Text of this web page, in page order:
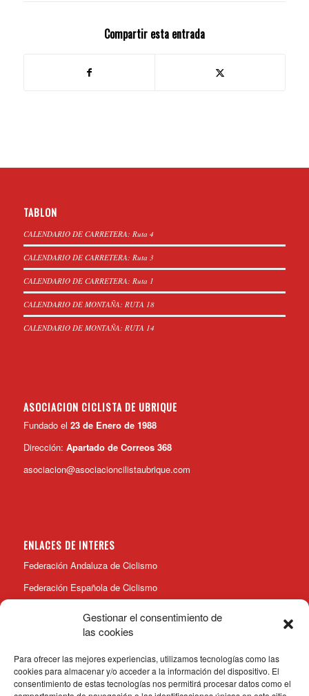
Gestionar el consentimiento de
las cookies
Para ofrecer las mejores experiencias, utilizamos tecnologías como las
cookies para almacenar y/o acceder a la información del dispositivo. El
consentimiento de estas tecnologías nos permitirá procesar datos como el
Compartir esta entrada
TABLON
CALENDARIO DE CARRETERA: Ruta 4
CALENDARIO DE CARRETERA: Ruta 3
CALENDARIO DE CARRETERA: Ruta 1
CALENDARIO DE MONTAÑA: RUTA 18
CALENDARIO DE MONTAÑA: RUTA 14
ASOCIACION CICLISTA DE UBRIQUE
Fundado el 23 de Enero de 1988
Dirección: Apartado de Correos 368
asociacion@asociacioncilistaubrique.com
ENLACES DE INTERES
Federación Andaluza de Ciclismo
Federación Española de Ciclismo